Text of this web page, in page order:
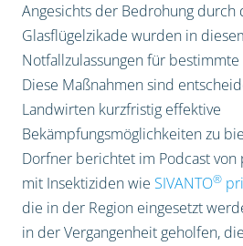
Angesichts der Bedrohung durch
Glasflügelzikade wurden in
Notfallzulassungen für
Diese Maßnahmen sind
Landwirten kurzfristig effektive
Bekämpfungsmöglichkeiten zu
Dorfner berichtet im Podcast von
mit Insektiziden wie SIVANTO®
die in der Region eingesetzt
in der Vergangenheit geholfen,